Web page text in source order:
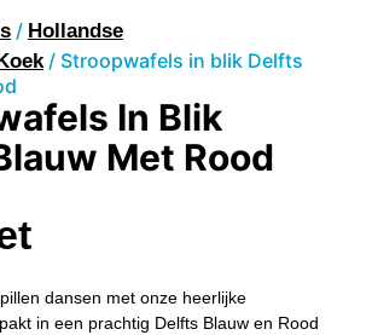
/ Hollandse
Koek/ Stroopwafels in blik Delfts
In Blik
Met Rood
dansen met onze heerlijke
in een prachtig Delfts Blauw en Rood